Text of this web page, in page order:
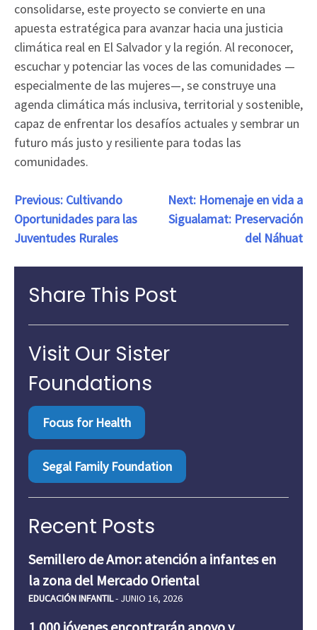
consolidarse, este proyecto se convierte en una
apuesta estratégica para avanzar hacia una justicia
climática real en El Salvador y la región. Al reconocer,
escuchar y potenciar las voces de las comunidades —
especialmente de las mujeres—, se construye una
agenda climática más inclusiva, territorial y sostenible,
capaz de enfrentar los desafíos actuales y sembrar un
futuro más justo y resiliente para todas las
comunidades.
Navegación
de
entradas
Previous: Cultivando
Oportunidades para las
Juventudes Rurales
Next: Homenaje en vida a
Sigualamat: Preservación
del Náhuat
Share This Post
Visit Our Sister
Foundations
Focus for Health
Segal Family Foundation
Recent Posts
Semillero de Amor: atención a infantes en
la zona del Mercado Oriental
EDUCACIÓN INFANTIL- JUNIO 16, 2026